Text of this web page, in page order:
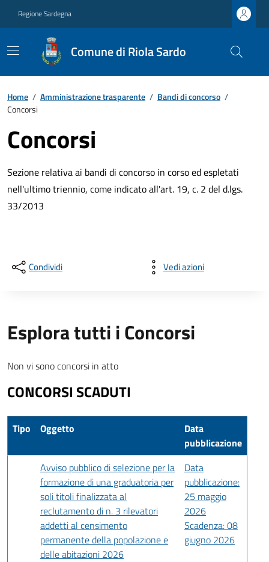
Regione Sardegna
Comune di Riola Sardo
Home / Amministrazione trasparente / Bandi di concorso /
Concorsi
Concorsi
Sezione relativa ai bandi di concorso in corso ed espletati
nell'ultimo triennio, come indicato all'art. 19, c. 2 del d.lgs.
33/2013
Condividi Vedi azioni
Esplora tutti i Concorsi
Non vi sono concorsi in atto
CONCORSI SCADUTI
Tipo Oggetto
Data
pubblicazione
Avviso pubblico di selezione per la
formazione di una graduatoria per
soli titoli finalizzata al
reclutamento di n. 3 rilevatori
addetti al censimento
permanente della popolazione e
delle abitazioni 2026
Data
pubblicazione:
25 maggio
2026
Scadenza: 08
giugno 2026